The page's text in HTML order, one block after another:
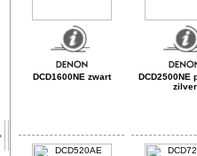
DCD1600NE zwart
DCD2500NE
zilver